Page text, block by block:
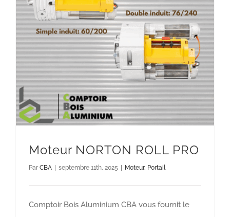
Moteur NORTON ROLL PRO
Moteur Portail
Moteur NORTON ROLL PRO
Par CBA septembre 11th, 2025 Moteur, Portail
Comptoir Bois Aluminium CBA vous fournit le